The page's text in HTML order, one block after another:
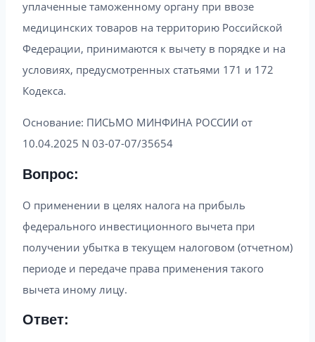
уплаченные таможенному органу при ввозе
медицинских товаров на территорию Российской
Федерации, принимаются к вычету в порядке и на
условиях, предусмотренных статьями 171 и 172
Кодекса.
Основание: ПИСЬМО МИНФИНА РОССИИ от
10.04.2025 N 03-07-07/35654
Вопрос:
О применении в целях налога на прибыль
федерального инвестиционного вычета при
получении убытка в текущем налоговом (отчетном)
периоде и передаче права применения такого
вычета иному лицу.
Ответ: